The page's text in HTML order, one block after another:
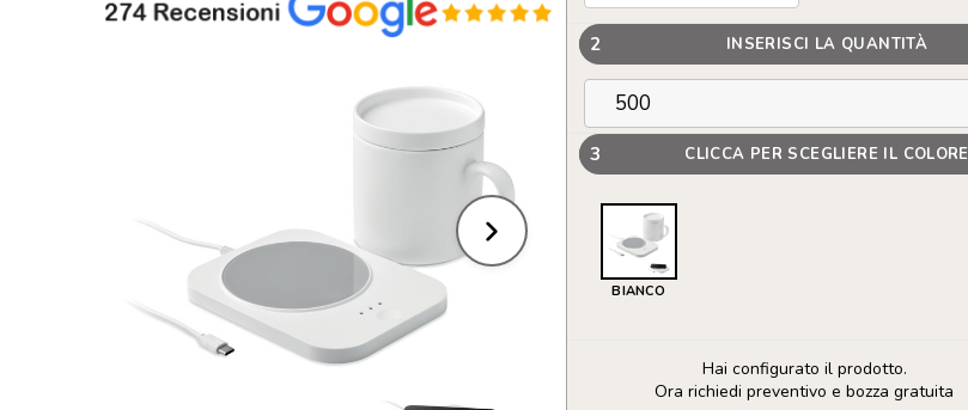
2 INSERISCI LA QUANTITÀ
3 CLICCA PER SCEGLIERE IL COLORE
BIANCO
Hai configurato il prodotto.
Ora richiedi preventivo e bozza gratuita